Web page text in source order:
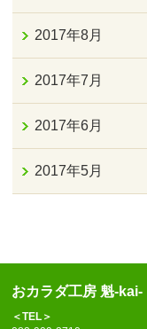
2017年8月
2017年7月
2017年6月
2017年5月
おカラダ工房 魁-kai-
＜TEL＞